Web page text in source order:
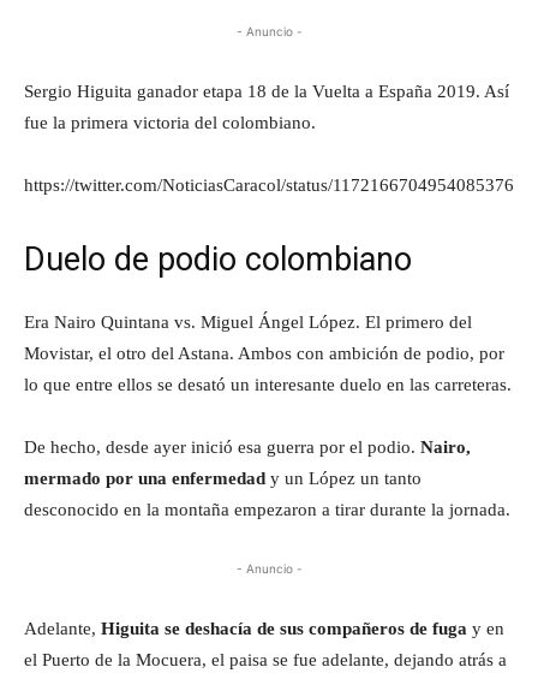
- Anuncio -
Sergio Higuita ganador etapa 18 de la Vuelta a España 2019. Así
fue la primera victoria del colombiano.
https://twitter.com/NoticiasCaracol/status/1172166704954085376
Duelo de podio colombiano
Era Nairo Quintana vs. Miguel Ángel López. El primero del
Movistar, el otro del Astana. Ambos con ambición de podio, por
lo que entre ellos se desató un interesante duelo en las carreteras.
De hecho, desde ayer inició esa guerra por el podio. Nairo,
mermado por una enfermedad y un López un tanto
desconocido en la montaña empezaron a tirar durante la jornada.
- Anuncio -
Adelante, Higuita se deshacía de sus compañeros de fuga y en
el Puerto de la Mocuera, el paisa se fue adelante, dejando atrás a